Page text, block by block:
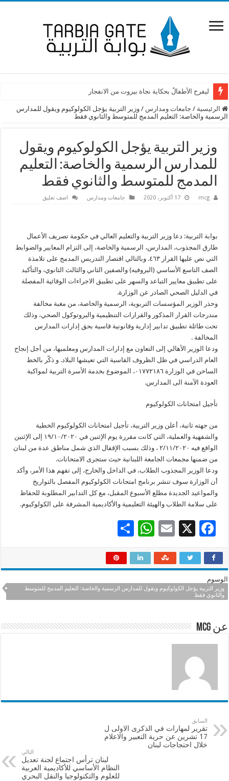
ليفرح الأطفالُ بحكاية نجاة بيروت من الانفجار
الرئيسية / جامعات ومدارس / وزير التربية يؤجل الكولوكيوم ويقول للمدارس
الرسمية والخاصة: التعليم المدمج للمتوسط والثانوي فقط
وزير التربية يؤجل الكولوكيوم ويقول
للمدارس الرسمية والخاصة: التعليم
المدمج للمتوسط والثانوي فقط
mcg 17 أكتوبر، 2020 جامعات ومدارس اضف تعليق
بوابة التربية: دعا وزير التربية والتعليم العالي في حكومة تصريف الأعمال
طارق المجذوب، المدارس، الرسمية والخاصة، إلى التزام المعايير والضوابط
التي نص عليها القرار ٤٦٣. وبالتالي اقتصار التدريس المدمج على تلامذة
الصف التاسع الأساسي (البروفيه) والصفين الثاني والثالث الثانوي، والتأكيد
على تطبيق معايير التباعد والسهر على تطبيق الاجراءات الوقائية المفصلة
في الدليل الصحي الصادر عن الوزارة.
وحذر الوزير المؤسسات التربوية، الرسمية والخاصة، من مغبة مخالفة
مندرجات القرار المذكور والقرارات التنظيمية والبروتوكول الصحي، وذلك
تحت طائلة تطبيق تدابير إدارية وقانونية قاسية بحق إدارات المدارس
المخالفة .
ودعا الوزير الأهالي إلى التعاون مع إدارات المدارس ومعلميها، من أجل إنجاح
العام الدراسي في ظل الظروف القاسية التي تعيشها البلاد. و ذكّر بالخط
الساخن في الوزارة ٠١٧٧٢١٨٦، الموضوع بخدمة الأسرة التربية لمواكبة
العودة الآمنة الى المدارس.
تأجيل امتحانات الكولوكيوم
من جهته ثانية، أعلن وزير التربية، تأجيل امتحانات الكولوكيوم الخطية
والشفهية والعملية، التي كانت مقررة يوم الإثنين في ١٩/١٠/٢٠٢٠ إلى الإثنين
الواقع فيه ٢/١١/٢٠٢٠ ، وذلك بسبب الإقفال الذي شمل مناطق عدة من لبنان
من ضمنها مجمعات الجامعة اللبنانية حيث ستجرى الامتحانات.
ودعا الوزير المجذوب الطلاب، في الداخل والخارج، إلى تفهم هذا الأمر، وأكد
أن الوزارة سوف تنشر برنامج امتحانات الكولوكيوم المفصل بالتواريخ
والمواعيد الجديدة مطلع الأسبوع المقبل، مع كل التدابير المطلوبة للحفاظ
على سلامة الطلاب والهيئة التعليمية والأكاديمية المشرفة على الكولوكيوم.
F
e
o
k
X
E
ai
W
at
p
ar
الوسوم
وزير التربية يؤجل الكولوكيوم ويقول للمدارس الرسمية والخاصة: التعليم المدمج للمتوسط
والثانوي فقط
عن mcg
السابق
تقرير لمهارات في الذكرى الاولى ل
17 تشرين عن حرية التعبير والاعلام
خلال احتجاجات لبنان
التالي
لبنان ترأس اجتماع لجنة تعديل
النظام الأساسي للأكاديمية العربية
للعلوم والتكنولوجيا والنقل البحري